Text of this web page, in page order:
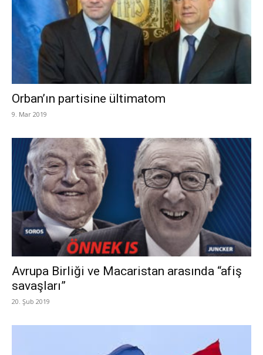
Orban’ın partisine ültimatom
9. Mar 2019
Avrupa Birliği ve Macaristan arasında “afiş
savaşları”
20. Şub 2019